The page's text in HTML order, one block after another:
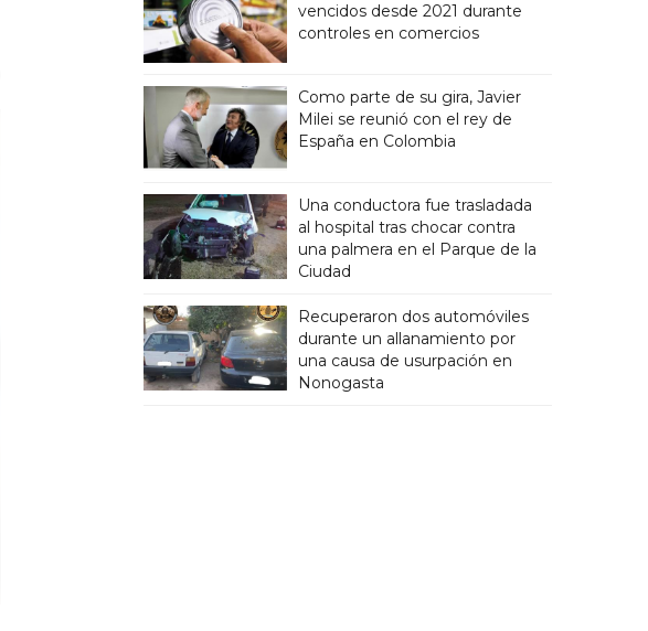
vencidos desde 2021 durante
controles en comercios
Como parte de su gira, Javier
Milei se reunió con el rey de
España en Colombia
Una conductora fue trasladada
al hospital tras chocar contra
una palmera en el Parque de la
Ciudad
Recuperaron dos automóviles
durante un allanamiento por
una causa de usurpación en
Nonogasta